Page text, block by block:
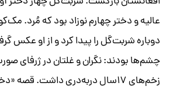
دوباره شربت‌گل را پیدا کرد و از او
چشم‌ها بودند: نگران و غلتان در ژرفای
زخم‌های ۱۷‌سال دربه‌دری داشت. قصه